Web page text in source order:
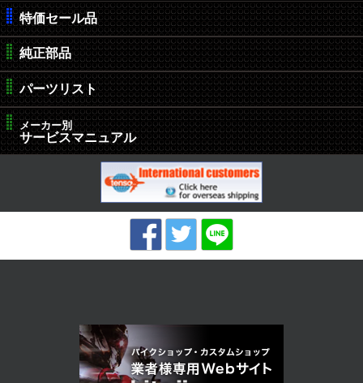
特価セール品
純正部品
パーツリスト
メーカー別
サービスマニュアル